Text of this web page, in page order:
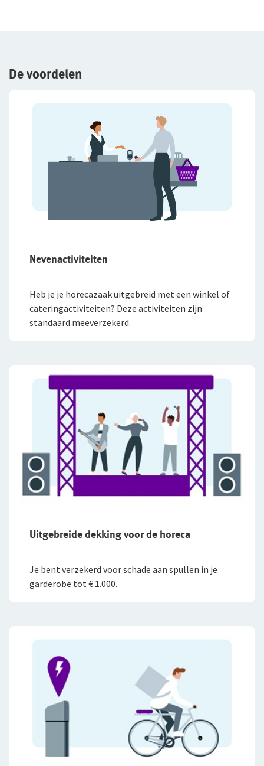
De voordelen
Nevenactiviteiten
Heb je je horecazaak uitgebreid met een winkel of
cateringactiviteiten? Deze activiteiten zijn
standaard meeverzekerd.
Uitgebreide dekking voor de horeca
Je bent verzekerd voor schade aan spullen in je
garderobe tot € 1.000.